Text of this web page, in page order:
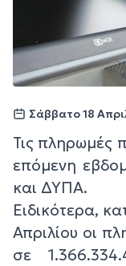
Σάββατο 18
Τις πληρωμές
επόμενη
και ΔΥΠΑ.
Ειδικότερα,
Απριλίου οι
σε